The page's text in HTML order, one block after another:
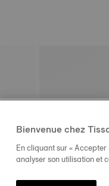
Bienvenue chez
En cliquant sur «
analyser son utilisation et